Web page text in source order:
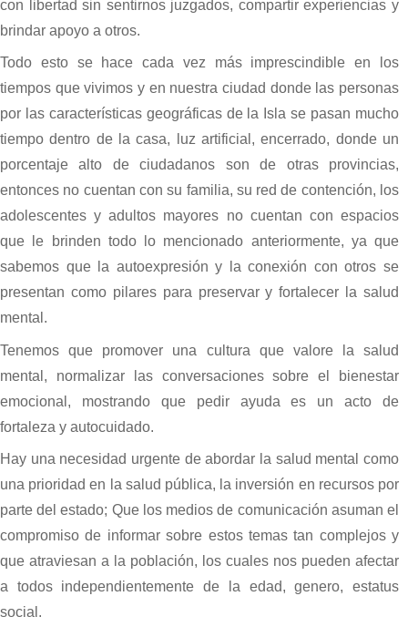
con libertad sin sentirnos juzgados, compartir experiencias y
brindar apoyo a otros.
Todo esto se hace cada vez más imprescindible en los
tiempos que vivimos y en nuestra ciudad donde las personas
por las características geográficas de la Isla se pasan mucho
tiempo dentro de la casa, luz artificial, encerrado, donde un
porcentaje alto de ciudadanos son de otras provincias,
entonces no cuentan con su familia, su red de contención, los
adolescentes y adultos mayores no cuentan con espacios
que le brinden todo lo mencionado anteriormente, ya que
sabemos que la autoexpresión y la conexión con otros se
presentan como pilares para preservar y fortalecer la salud
mental.
Tenemos que promover una cultura que valore la salud
mental, normalizar las conversaciones sobre el bienestar
emocional, mostrando que pedir ayuda es un acto de
fortaleza y autocuidado.
Hay una necesidad urgente de abordar la salud mental como
una prioridad en la salud pública, la inversión en recursos por
parte del estado; Que los medios de comunicación asuman el
compromiso de informar sobre estos temas tan complejos y
que atraviesan a la población, los cuales nos pueden afectar
a todos independientemente de la edad, genero, estatus
social.